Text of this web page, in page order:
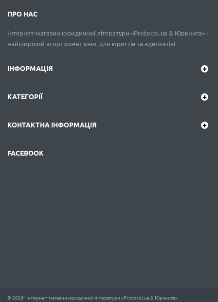
ПРО НАС
Інтернет-магазин юридичної літератури «Protocol.ua & Юркнига» -
найширший асортимент книг для юристів та адвокатів!
ІНФОРМАЦІЯ
КАТЕГОРІЇ
КОНТАКТНА ІНФОРМАЦІЯ
FACEBOOK
© 2026- Інтернет-магазин юридичної літератури «Protocol.ua & Юркнига»